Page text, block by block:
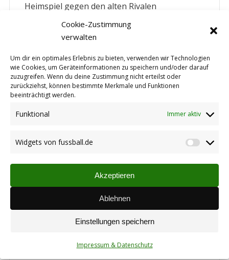
Cookie-Zustimmung
verwalten
Um dir ein optimales Erlebnis zu bieten, verwenden wir Technologien
wie Cookies, um Geräteinformationen zu speichern und/oder darauf
zuzugreifen. Wenn du deine Zustimmung nicht erteilst oder
zurückziehst, können bestimmte Merkmale und Funktionen
beeinträchtigt werden.
Funktional Immer aktiv
Widgets von fussball.de
Akzeptieren
Ablehnen
Einstellungen speichern
Impressum & Datenschutz
Heimspiel gegen den alten Rivalen
FV Kriegsfeld gelang dem TuS ein 2 : 0 Sieg. Ein
zufriedenstellendes Ergebnis gegen den
Überraschung in der laufenden Saison sorgte.
FV Kriegsfeld
Autor:Daniel Sprenger
Derby“ gegen den FV Kriegsfeld zeigte sich die
TuS-Reserve in guter Verfassung und gewann
– auch in dieser Höhe – verdient mit 3 : 0.
Damen gewinnen 1. Finalspiel